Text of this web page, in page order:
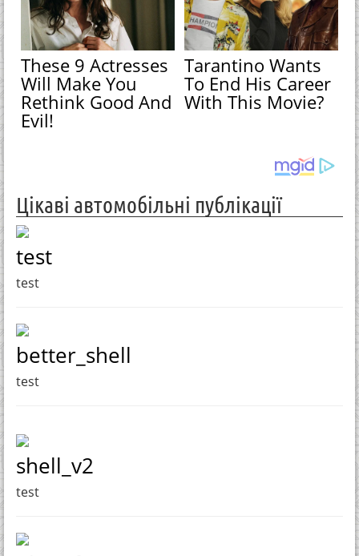
These 9 Actresses
Will Make You
Rethink Good And
Evil!
Tarantino Wants
To End His Career
With This Movie?
Цікаві автомобільні публікації
test
test
better_shell
test
shell_v2
test